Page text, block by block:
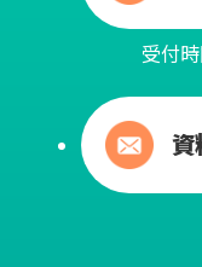
受付
資